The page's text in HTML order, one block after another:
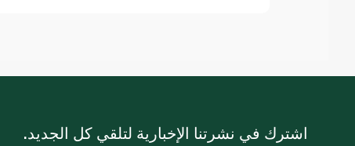
اشترك في نشرتنا الإخبارية لتلقي كل الجديد.